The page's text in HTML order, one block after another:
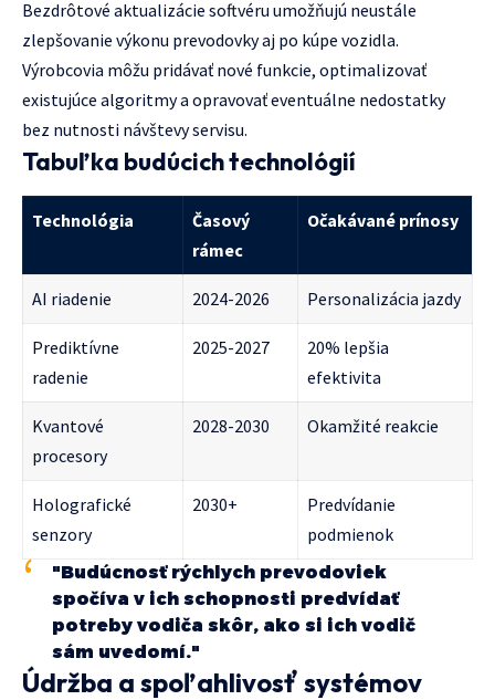
Bezdrôtové aktualizácie softvéru umožňujú neustále
zlepšovanie výkonu prevodovky aj po kúpe vozidla.
Výrobcovia môžu pridávať nové funkcie, optimalizovať
existujúce algoritmy a opravovať eventuálne nedostatky
bez nutnosti návštevy servisu.
Tabuľka budúcich technológií
Technológia
Časový
rámec
Očakávané prínosy
AI riadenie 2024-2026 Personalizácia jazdy
Prediktívne
radenie
2025-2027
20% lepšia
efektivita
Kvantové
procesory
2028-2030 Okamžité reakcie
Holografické
senzory
2030+
Predvídanie
podmienok
"Budúcnosť rýchlych prevodoviek
spočíva v ich schopnosti predvídať
potreby vodiča skôr, ako si ich vodič
sám uvedomí."
Údržba a spoľahlivosť systémov